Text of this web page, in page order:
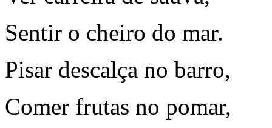
Sentir o cheiro do mar.
Pisar descalça no barro,
Comer frutas no pomar,